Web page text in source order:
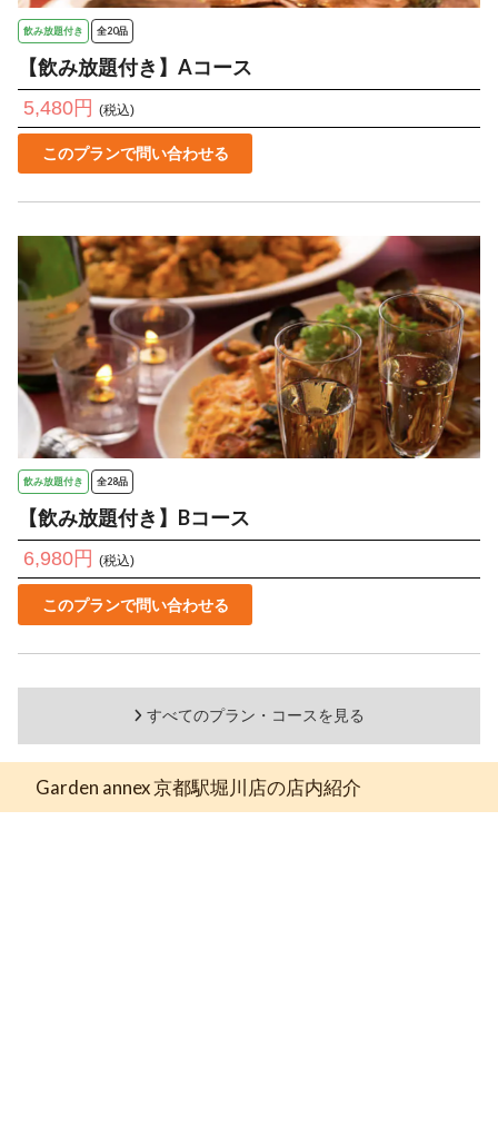
飲み放題付き 全20品
【飲み放題付き】Aコース
5,480円 (税込)
このプランで問い合わせる
飲み放題付き 全28品
【飲み放題付き】Bコース
6,980円 (税込)
このプランで問い合わせる
すべてのプラン・コースを見る
Garden annex 京都駅堀川店の店内紹介